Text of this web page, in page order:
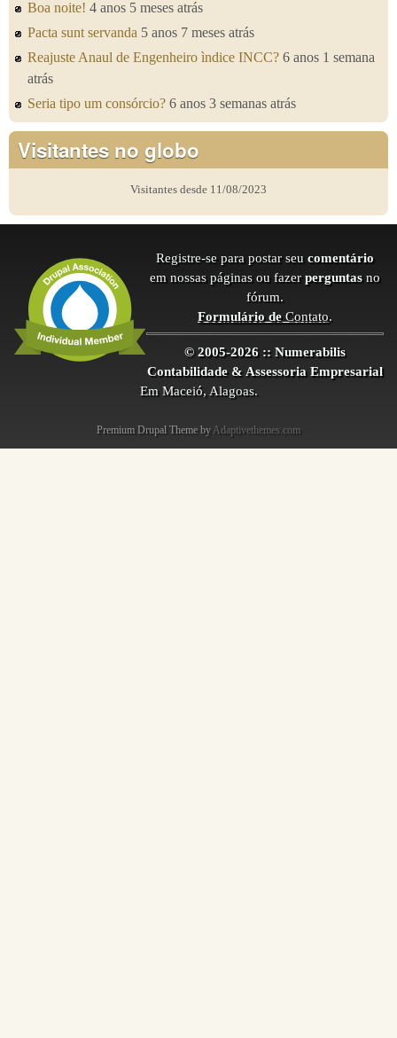
Boa noite! 4 anos 5 meses atrás
Pacta sunt servanda 5 anos 7 meses atrás
Reajuste Anaul de Engenheiro ìndice INCC? 6 anos 1 semana
atrás
Seria tipo um consórcio? 6 anos 3 semanas atrás
Visitantes no globo
Visitantes desde 11/08/2023
Registre-se para postar seu comentário
em nossas páginas ou fazer perguntas no
fórum.
Formulário deContato.
© 2005-2026 :: Numerabilis
Contabilidade & Assessoria Empresarial
Em Maceió, Alagoas.
Premium Drupal Theme by Adaptivethemes.com